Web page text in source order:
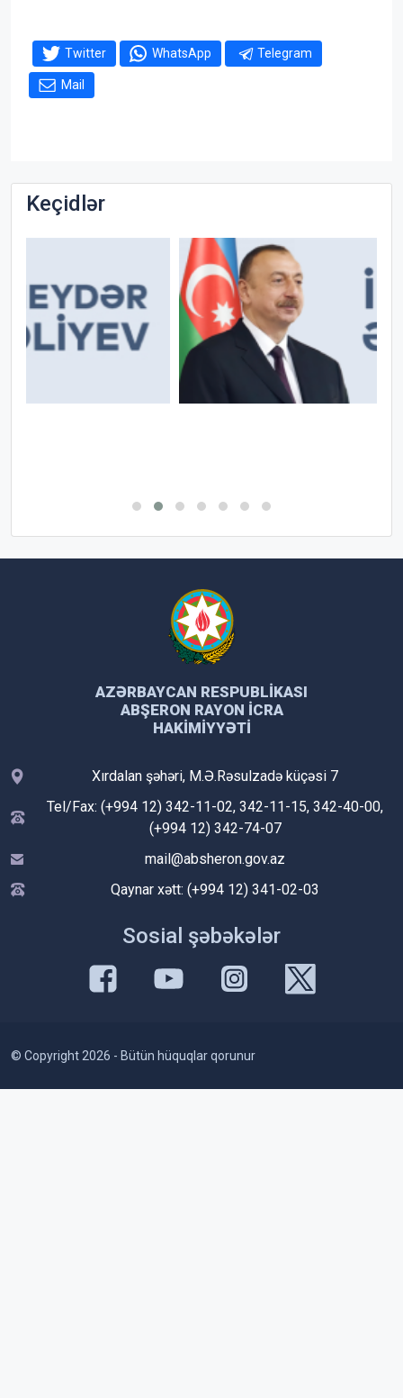
Twitter WhatsApp Telegram
Mail
Keçidlər
AZƏRBAYCAN RESPUBLIKASI
ABŞERON RAYON İCRA
HAKIMIYYƏTI
Xırdalan şəhəri, M.Ə.Rəsulzadə küçəsi 7
Tel/Fax: (+994 12) 342-11-02, 342-11-15, 342-40-00,
(+994 12) 342-74-07
mail@absheron.gov.az
Qaynar xətt: (+994 12) 341-02-03
Sosial şəbəkələr
© Copyright 2026 - Bütün hüquqlar qorunur